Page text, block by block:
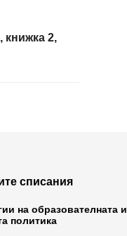
книжка 2,
списания
на образователната и
политика